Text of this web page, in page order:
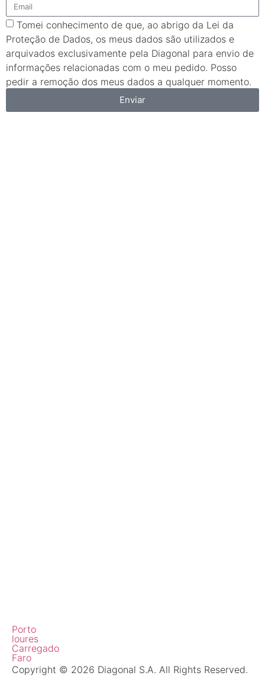
Tomei conhecimento de que, ao abrigo da Lei da
Proteção de Dados, os meus dados são utilizados e
arquivados exclusivamente pela Diagonal para envio de
informações relacionadas com o meu pedido. Posso
pedir a remoção dos meus dados a qualquer momento.
Enviar
Porto
loures
Carregado
Faro
Copyright © 2026 Diagonal S.A. All Rights Reserved.